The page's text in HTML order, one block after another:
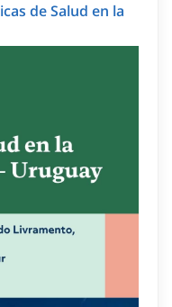
de Salud en la